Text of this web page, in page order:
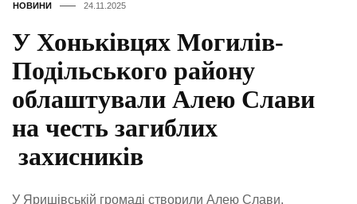
НОВИНИ 24.11.2025
У Хоньківцях Могилів-
Подільського району
облаштували Алею Слави
на честь загиблих
захисників
У Яришівській громаді створили Алею Слави,